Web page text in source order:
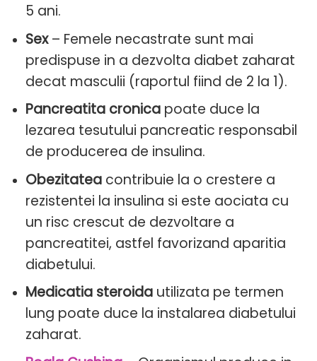
5 ani.
Sex– Femele necastrate sunt mai
predispuse in a dezvolta diabet zaharat
decat masculii (raportul fiind de 2 la 1).
Pancreatita cronicapoate duce la
lezarea tesutului pancreatic responsabil
de producerea de insulina.
Obezitateacontribuie la o crestere a
rezistentei la insulina si este aociata cu
un risc crescut de dezvoltare a
pancreatitei, astfel favorizand aparitia
diabetului.
Medicatia steroidautilizata pe termen
lung poate duce la instalarea diabetului
zaharat.